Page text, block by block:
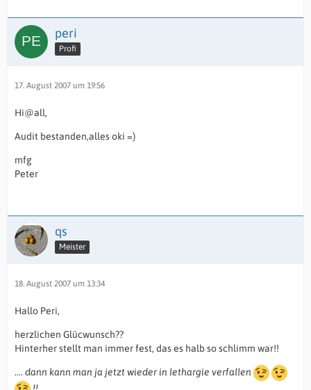
peri
Profi
17. August 2007 um 19:56
Hi@all,
Audit bestanden,alles oki =)
mfg
Peter
qs
Meister
18. August 2007 um 13:34
Hallo Peri,
herzlichen Glücwunsch??
Hinterher stellt man immer fest, das es halb so schlimm war!!
.... dann kann man ja jetzt wieder in lethargie verfallen